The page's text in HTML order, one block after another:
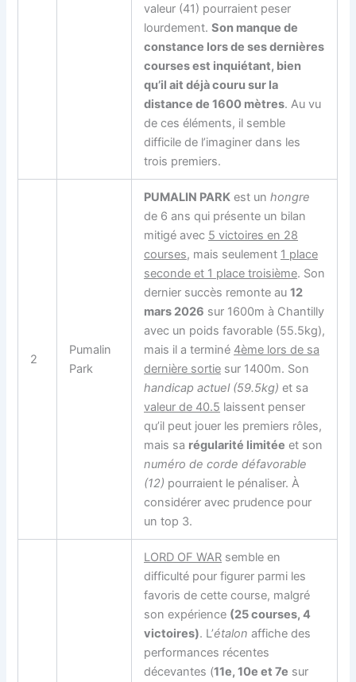
valeur (41) pourraient peser
lourdement.Son manque de
constance lors de ses dernières
courses est inquiétant, bien
qu’il ait déjà couru sur la
distance de 1600 mètres. Au vu
de ces éléments, il semble
difficile de l’imaginer dans les
trois premiers.
2
Pumalin
Park
PUMALIN PARK est unhongre
de 6 ans qui présente un bilan
mitigé avec 5 victoires en 28
courses, mais seulement 1 place
seconde et 1 place troisième. Son
dernier succès remonte au12
mars 2026 sur 1600m à Chantilly
avec un poids favorable (55.5kg),
mais il a terminé 4ème lors de sa
dernière sortie sur 1400m. Son
handicap actuel (59.5kg) et sa
valeur de 40.5 laissent penser
qu’il peut jouer les premiers rôles,
mais sa régularité limitée et son
numéro de corde défavorable
(12) pourraient le pénaliser. À
considérer avec prudence pour
un top 3.
LORD OF WAR semble en
difficulté pour figurer parmi les
favoris de cette course, malgré
son expérience (25 courses, 4
victoires). L’étalon affiche des
performances récentes
décevantes (11e, 10e et 7e sur